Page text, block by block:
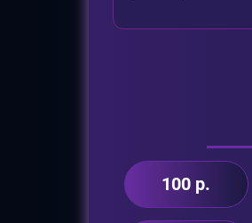
100 р.